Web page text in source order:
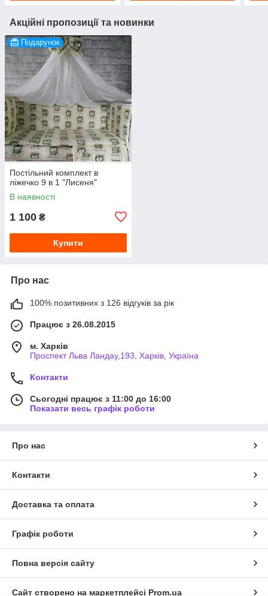
Акційні пропозиції та новинки
Подарунок
Постільний комплект в
ліжечко 9 в 1 "Лисеня"
В наявності
1 100 ₴
Купити
Про нас
100% позитивних з 126 відгуків за рік
Працює з 26.08.2015
м. Харків
Проспект Льва Ландау,193, Харків, Україна
Контакти
Сьогодні працює з 11:00 до 16:00
Показати весь графік роботи
Про нас
Контакти
Доставка та оплата
Графік роботи
Повна версія сайту
Сайт створено на маркетплейсі Prom.ua